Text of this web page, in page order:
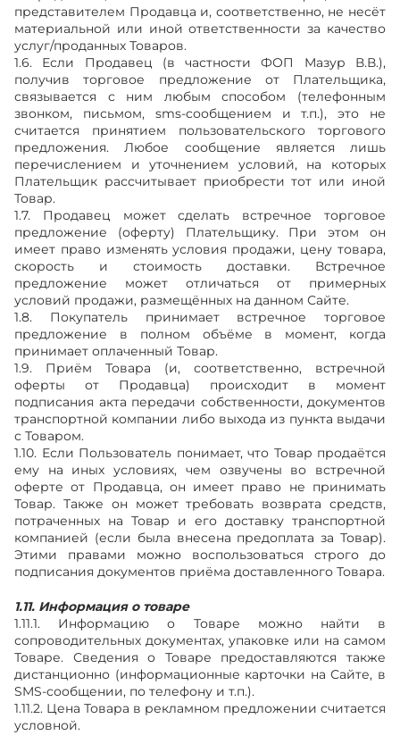
представителем Продавца и, соответственно, не несёт
материальной или иной ответственности за качество
услуг/проданных Товаров.
1.6. Если Продавец (в частности ФОП Мазур В.В.),
получив торговое предложение от Плательщика,
связывается с ним любым способом (телефонным
звонком, письмом, sms-сообщением и т.п.), это не
считается принятием пользовательского торгового
предложения. Любое сообщение является лишь
перечислением и уточнением условий, на которых
Плательщик рассчитывает приобрести тот или иной
Товар.
1.7. Продавец может сделать встречное торговое
предложение (оферту) Плательщику. При этом он
имеет право изменять условия продажи, цену товара,
скорость и стоимость доставки. Встречное
предложение может отличаться от примерных
условий продажи, размещённых на данном Сайте.
1.8. Покупатель принимает встречное торговое
предложение в полном объёме в момент, когда
принимает оплаченный Товар.
1.9. Приём Товара (и, соответственно, встречной
оферты от Продавца) происходит в момент
подписания акта передачи собственности, документов
транспортной компании либо выхода из пункта выдачи
с Товаром.
1.10. Если Пользователь понимает, что Товар продаётся
ему на иных условиях, чем озвучены во встречной
оферте от Продавца, он имеет право не принимать
Товар. Также он может требовать возврата средств,
потраченных на Товар и его доставку транспортной
компанией (если была внесена предоплата за Товар).
Этими правами можно воспользоваться строго до
подписания документов приёма доставленного Товара.
1.11. Информация о товаре
1.11.1. Информацию о Товаре можно найти в
сопроводительных документах, упаковке или на самом
Товаре. Сведения о Товаре предоставляются также
дистанционно (информационные карточки на Сайте, в
SMS-сообщении, по телефону и т.п.).
1.11.2. Цена Товара в рекламном предложении считается
условной.